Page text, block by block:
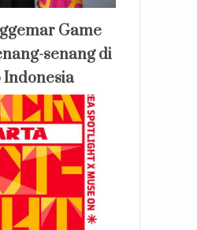
Game
senang di
Indonesia